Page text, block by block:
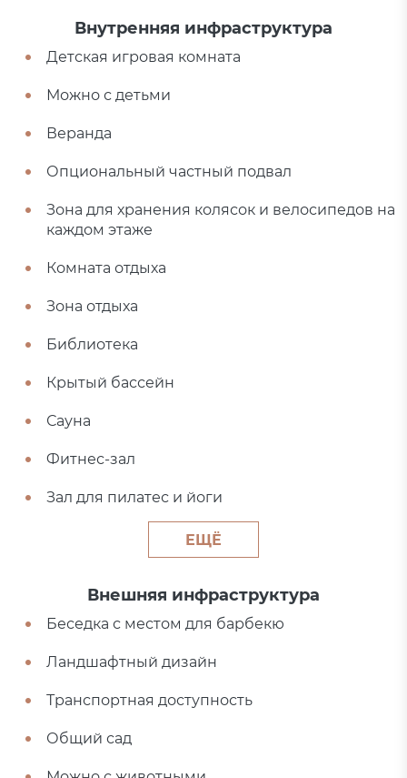
Внутренняя инфраструктура
Детская игровая комната
Можно с детьми
Веранда
Опциональный частный подвал
Зона для хранения колясок и велосипедов на
каждом этаже
Комната отдыха
Зона отдыха
Библиотека
Крытый бассейн
Сауна
Фитнес-зал
Зал для пилатес и йоги
ЕЩЁ
Внешняя инфраструктура
Беседка с местом для барбекю
Ландшафтный дизайн
Транспортная доступность
Общий сад